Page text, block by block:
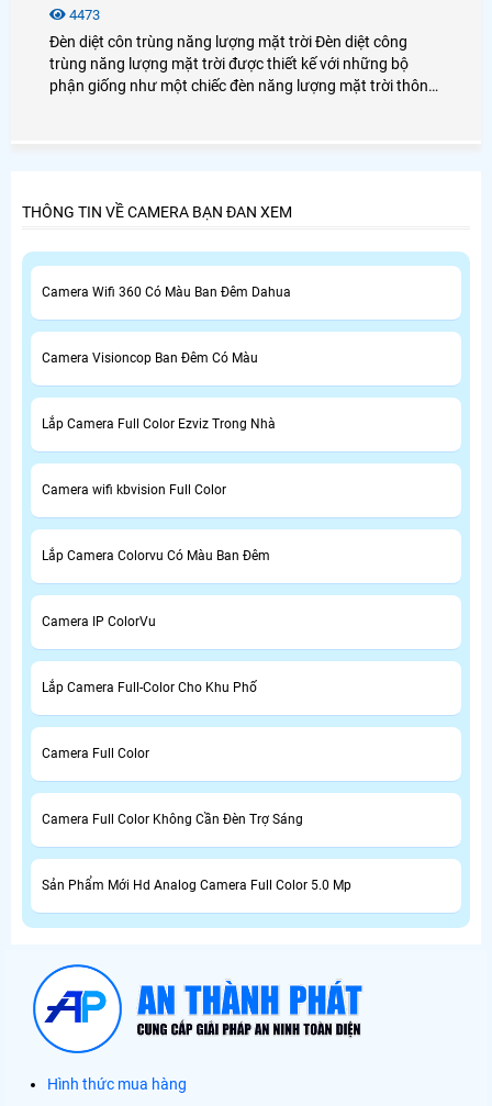
4473
Đèn diệt côn trùng năng lượng mặt trời Đèn diệt công
trùng năng lượng mặt trời được thiết kế với những bộ
phận giống như một chiếc đèn năng lượng mặt trời thông
THÔNG TIN VỀ CAMERA BẠN ĐAN XEM
Camera Wifi 360 Có Màu Ban Đêm Dahua
Camera Visioncop Ban Đêm Có Màu
Lắp Camera Full Color Ezviz Trong Nhà
Camera wifi kbvision Full Color
Lắp Camera Colorvu Có Màu Ban Đêm
Camera IP ColorVu
Lắp Camera Full-Color Cho Khu Phố
Camera Full Color
Camera Full Color Không Cần Đèn Trợ Sáng
Sản Phẩm Mới Hd Analog Camera Full Color 5.0 Mp
Hình thức mua hàng